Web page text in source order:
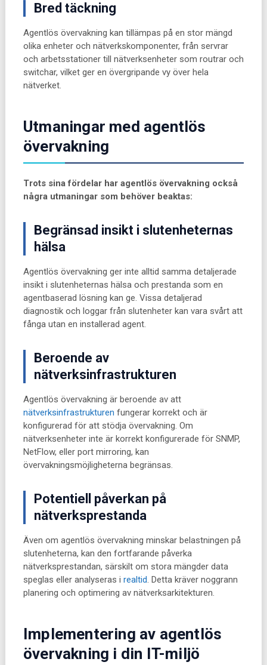
Bred täckning
Agentlös övervakning kan tillämpas på en stor mängd
olika enheter och nätverkskomponenter, från servrar
och arbetsstationer till nätverksenheter som routrar och
switchar, vilket ger en övergripande vy över hela
nätverket.
Utmaningar med agentlös
övervakning
Trots sina fördelar har agentlös övervakning också
några utmaningar som behöver beaktas:
Begränsad insikt i slutenheternas
hälsa
Agentlös övervakning ger inte alltid samma detaljerade
insikt i slutenheternas hälsa och prestanda som en
agentbaserad lösning kan ge. Vissa detaljerad
diagnostik och loggar från slutenheter kan vara svårt att
fånga utan en installerad agent.
Beroende av
nätverksinfrastrukturen
Agentlös övervakning är beroende av att
nätverksinfrastrukturen fungerar korrekt och är
konfigurerad för att stödja övervakning. Om
nätverksenheter inte är korrekt konfigurerade för SNMP,
NetFlow, eller port mirroring, kan
övervakningsmöjligheterna begränsas.
Potentiell påverkan på
nätverksprestanda
Även om agentlös övervakning minskar belastningen på
slutenheterna, kan den fortfarande påverka
nätverksprestandan, särskilt om stora mängder data
speglas eller analyseras i realtid. Detta kräver noggrann
planering och optimering av nätverksarkitekturen.
Implementering av agentlös
övervakning i din IT-miljö